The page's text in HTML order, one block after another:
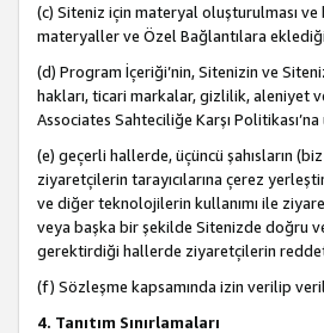
(c) Siteniz için materyal oluşturulması ve
materyaller ve Özel Bağlantılara
(d) Program İçeriği’nin, Sitenizin ve
hakları, ticari markalar, gizlilik, aleniyet
Associates Sahteciliğe Karşı
(e) geçerli hallerde, üçüncü şahısların
ziyaretçilerin tarayıcılarına çerez
ve diğer teknolojilerin kullanımı ile
veya başka bir şekilde Sitenizde doğru
gerektirdiği hallerde ziyaretçilerin
(f) Sözleşme kapsamında izin verilip
4. Tanıtım Sınırlamaları